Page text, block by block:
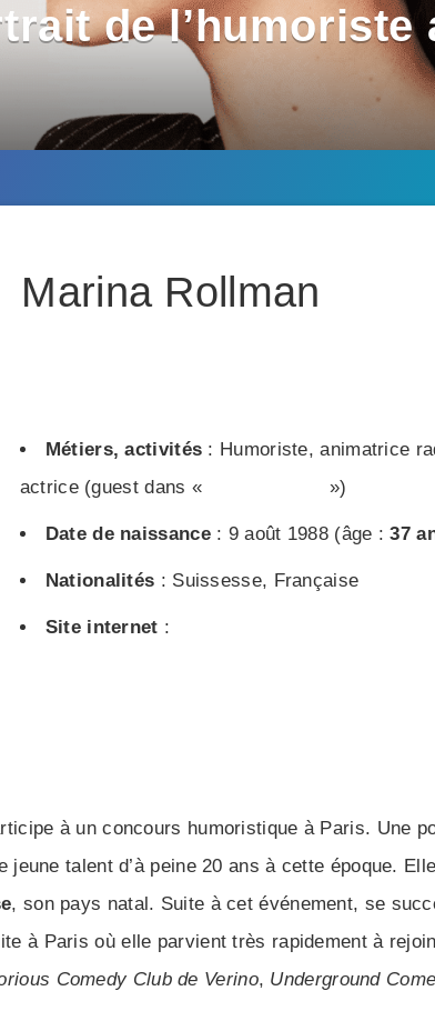
de
Marina Rollman
Métiers, activités : Humoriste, animatrice
actrice (guest dans «
»)
Date de naissance: 9 août 1988 (âge :37
Nationalités : Suissesse, Française
Site internet :
à un concours humoristique à Paris. Une
talent d’à peine 20 ans à cette époque.
, son pays natal. Suite à cet événement, se
à Paris où elle parvient très rapidement à
Comedy Club de Verino, Underground